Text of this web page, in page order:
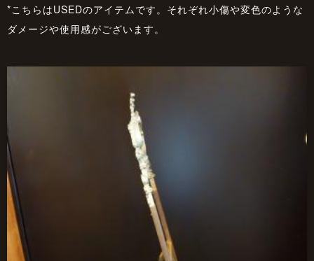
*こちらはUSEDのアイテムです。それぞれ小傷や変色のような
ダメージや使用感がございます。